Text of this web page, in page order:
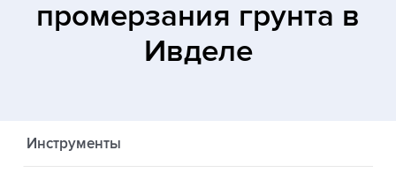
промерзания грунта в
Ивделе
Инструменты